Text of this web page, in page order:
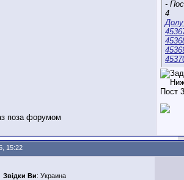
15:22
Звідки Ви: Украина